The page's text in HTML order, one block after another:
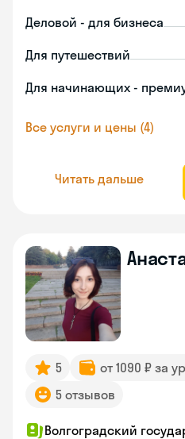
Деловой - для бизнеса
Для путешествий
Для начинающих -
Все услуги и цены (4)
Читать дальше
5 от 1090 ₽ за
5 отзывов
Волгоградский